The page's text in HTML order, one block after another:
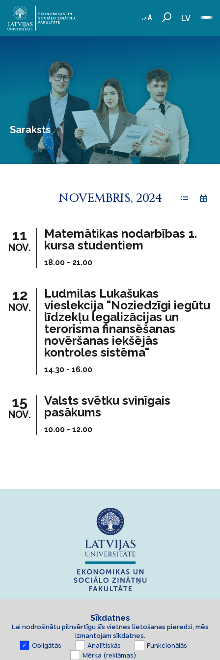
LV
Saraksts
NOVEMBRIS, 2024
11
NOV.
Matemātikas nodarbības 1.
kursa studentiem
18.00 - 21.00
12
NOV.
Ludmilas Lukašukas
vieslekcija "Noziedzīgi iegūtu
līdzekļu legalizācijas un
terorisma finansēšanas
novēršanas iekšējās
kontroles sistēma"
14.30 - 16.00
15
NOV.
Valsts svētku svinīgais
pasākums
10.00 - 12.00
Sīkdatnes
Lai nodrošinātu pilnvērtīgu šīs vietnes lietošanas pieredzi, mēs
izmantojam sīkdatnes.
Obligātās Analītiskās
Funkcionālās
Mērķa (reklāmas)